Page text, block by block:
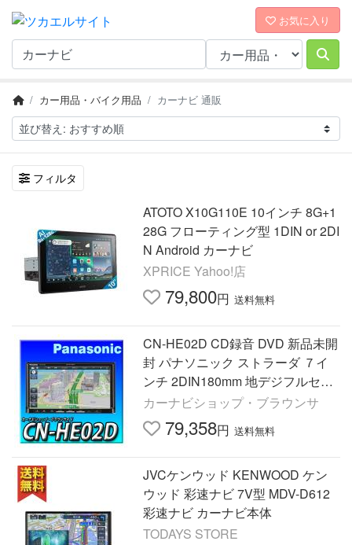
お気に入り
カー用品・バイク用品 カーナビ 通販
フィルタ
ATOTO X10G110E 10インチ 8G+1
28G フローティング型 1DIN or 2DI
N Android カーナビ
XPRICE Yahoo!店
79,800円 送料無料
CN-HE02D CD録音 DVD 新品未開
封 パナソニック ストラーダ ７イ
ンチ 2DIN180mm 地デジフルセグ
Bluetooth カーナビ
カーナビショップ・ブラウンサ
79,358円 送料無料
JVCケンウッド KENWOOD ケン
ウッド 彩速ナビ 7V型 MDV-D612
彩速ナビ カーナビ本体
TODAYS STORE